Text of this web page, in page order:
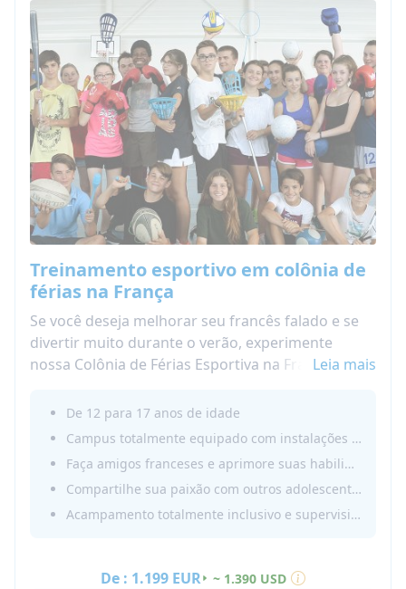
Treinamento esportivo em colônia de
férias na França
Se você deseja melhorar seu francês falado e se
divertir muito durante o verão, experimente
nossa Colônia de Férias Esportiva na França 2025,
verdadeira experiência de imersão em francês.
Temos uma variedade de esportes para escolher!
Escolha seu esporte favorito e pratique-o com os
campistas franceses. Você terá uma autêntica
imersão em francês durante uma ou duas
semanas. Escolha a melhor colônia de férias na
Leia mais
De 12 para 17 anos de idade
Campus totalmente equipado com instalações esportivas
Faça amigos franceses e aprimore suas habilidades em francês
Compartilhe sua paixão com outros adolescentes
Acampamento totalmente inclusivo e supervisionado
De : 1.199 EUR ~ 1.390 USD